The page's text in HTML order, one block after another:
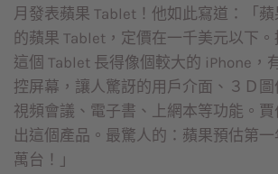
月發表蘋果 Tablet！他如此寫道：「
的蘋果 Tablet，定價在一千美元以下。
這個 Tablet 長得像個較大的 iPhone，
控屏幕，讓人驚訝的用戶介面、３Ｄ圖
視頻會議、電子書、上網本等功能。
出這個產品。最驚人的：蘋果預估第
萬台！」